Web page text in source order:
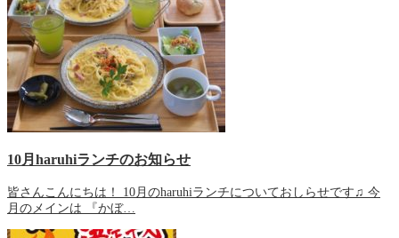
10月haruhiランチのお知らせ
皆さんこんにちは！ 10月のharuhiランチについておしらせです♫ 今
月のメインは 『かぼ…